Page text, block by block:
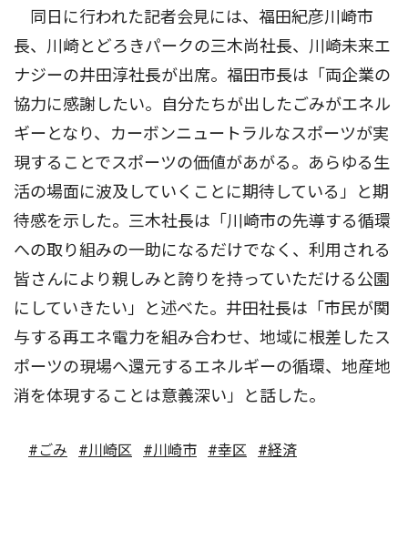
同日に行われた記者会見には、福田紀彦川崎市
長、川崎とどろきパークの三木尚社長、川崎未来エ
ナジーの井田淳社長が出席。福田市長は「両企業の
協力に感謝したい。自分たちが出したごみがエネル
ギーとなり、カーボンニュートラルなスポーツが実
現することでスポーツの価値があがる。あらゆる生
活の場面に波及していくことに期待している」と期
待感を示した。三木社長は「川崎市の先導する循環
への取り組みの一助になるだけでなく、利用される
皆さんにより親しみと誇りを持っていただける公園
にしていきたい」と述べた。井田社長は「市民が関
与する再エネ電力を組み合わせ、地域に根差したス
ポーツの現場へ還元するエネルギーの循環、地産地
消を体現することは意義深い」と話した。
#ごみ #川崎区 #川崎市 #幸区 #経済